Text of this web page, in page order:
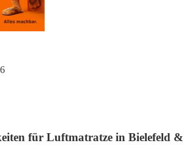
für Luftmatratze in Bielefeld &